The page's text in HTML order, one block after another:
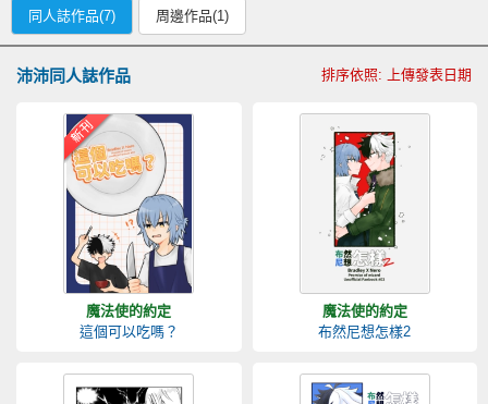
同人誌作品(7) 周邊作品(1)
沛沛同人誌作品 排序依照: 上傳發表日期
魔法使的約定
這個可以吃嗎？
魔法使的約定
布然尼想怎樣2